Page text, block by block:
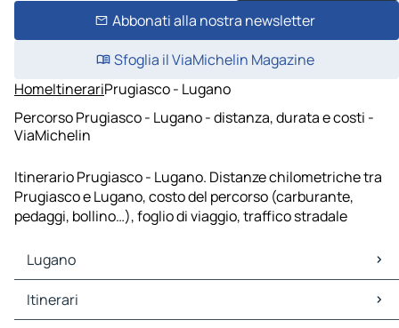
Abbonati alla nostra newsletter
Sfoglia il ViaMichelin Magazine
HomeItinerariPrugiasco - Lugano
Percorso Prugiasco - Lugano - distanza, durata e costi -
ViaMichelin
Itinerario Prugiasco - Lugano. Distanze chilometriche tra
Prugiasco e Lugano, costo del percorso (carburante,
pedaggi, bollino…), foglio di viaggio, traffico stradale
Lugano
Lugano Mappe Piantine
Lugano Traffico
Itinerari